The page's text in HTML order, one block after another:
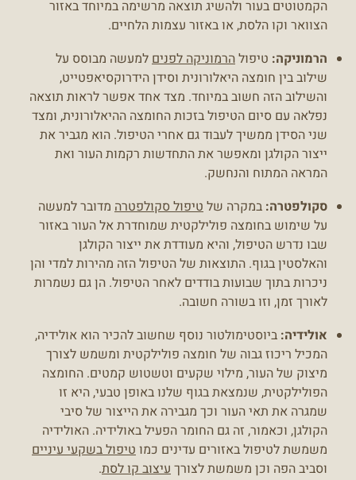
הקמטוטים בעור ולהשיג תוצאה מרשימה במיוחד באזור
הצוואר וקו הלסת, או באזור עצמות הלחיים.
הרמוניקה: טיפולהרמוניקה לפניםלמעשה מבוסס על
שילוב בין חומצה היאלורונית וסידן הידרוקסיאפטייט,
והשילוב הזה חשוב במיוחד. מצד אחד אפשר לראות תוצאה
נפלאה עם סיום הטיפול בזכות החומצה ההיאלורונית, ומצד
שני הסידן ממשיך לעבוד גם אחרי הטיפול. הוא מגביר את
ייצור הקולגן ומאפשר את התחדשות רקמות העור ואת
המראה המתוח והנחשק.
סקולפטרה: במקרה שלטיפול סקולפטרה מדובר למעשה
על שימוש בחומצה פולילקטית שמוחדרת אל העור באזור
שבו נדרש הטיפול, והיא מעודדת את ייצור הקולגן
והאלסטין בגוף. התוצאות של הטיפול הזה מהירות למדי והן
ניכרות בתוך שבועות בודדים לאחר הטיפול. הן גם נשמרות
לאורך זמן, וזו בשורה חשובה.
אולידיה: ביוסטימולטור נוסף שחשוב להכיר הוא אולידיה,
המכיל ריכוז גבוה של חומצה פולילקטית ומשמש לצורך
מיצוק של העור, מילוי שקעים וטשטוש קמטים. החומצה
הפולילקטית, שנמצאת בגוף שלנו באופן טבעי, היא זו
שמגרה את תאי העור וכך מגבירה את הייצור של סיבי
הקולגן, וכאמור, זה גם החומר הפעיל באולידיה. האולידיה
משמשת לטיפול באזורים עדינים כמוטיפול בשקעי עיניים
וסביב הפה וכן משמשת לצורךעיצוב קו לסת.